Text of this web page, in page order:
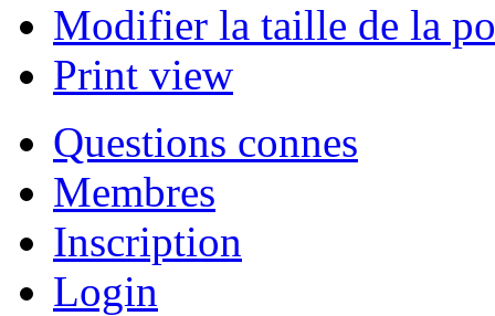
Modifier la taille de la
Print view
Questions connes
Membres
Inscription
Login